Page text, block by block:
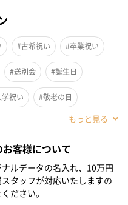
で目を惹くポーチ。キラキ
もおすすめです。
ています。
#古希祝い #卒業祝い
#送別会 #誕生日
祝い #敬老の日
#彼女
#上司女性 #同僚女性
#姪 #部下女性 #義母
#20代前半
客様について
ルデータの名入れ、10万円
タッフが対応いたしますの
ださい。